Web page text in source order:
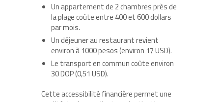
Un appartement de 2 chambres près de
la plage coûte entre 400 et 600 dollars
par mois.
Un déjeuner au restaurant revient
environ à 1000 pesos (environ 17 USD).
Le transport en commun coûte environ
30 DOP (0,51 USD).
Cette accessibilité financière permet une